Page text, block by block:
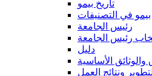
تاريخ بيمو
بيمو في التصنيفات
رئيس الجامعة
رئيس الجامعة
دليل
والوثائق الأساسية
ونتائج العمل